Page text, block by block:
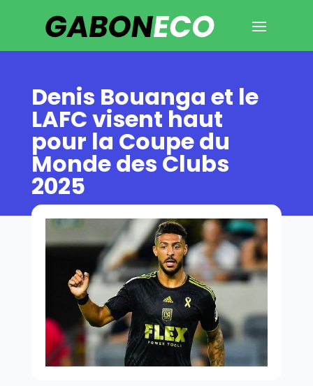
Denis Bouanga et le
LAFC visent haut
pour la Coupe du
Monde des Clubs
2025